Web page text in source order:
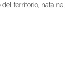
territorio, nata nel